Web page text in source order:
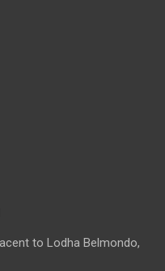
to Lodha Belmondo,